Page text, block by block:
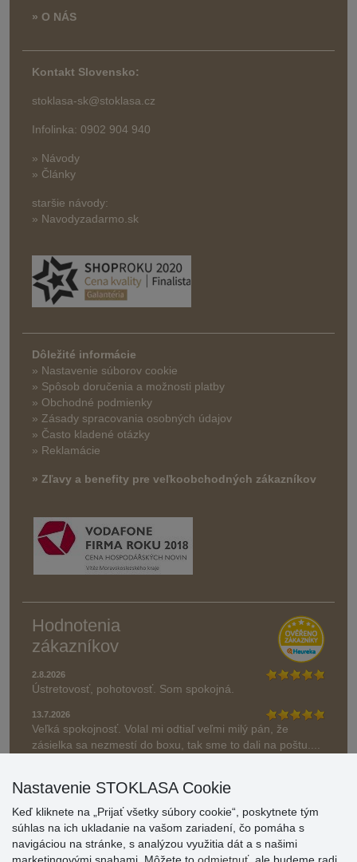
» O NÁS
Kontakt Slovensko:
stoklasa-sk@stoklasa.cz
Infolinka: 0902 904 940
» Návody
» Články
staršie návody:
» Navodyzadarmo.sk
Dôležité informácie
» Nastavenie súborov cookie
» Spôsob doručenia a možnosti platby
» Obchodné podmienky
» Zásady spracovania osobných údajov
» Často kladené otázky
» Reklamácie
» Zľavy a benefity pre veľkoobchodných zákazníkov
Hodnotenia
zákazníkov
2.8.2026
Ústretovosť, pohotovosť. Som spokojná.
13.7.2026
Veľká spokojnosť. Volal mi odtiaľ veľmi milý pán, že
zásielka sa nezmestí do boxu, tak sme to dali na poštu....
» Aktuálne 6948 recenzií
Nastavenie STOKLASA Cookie
Keď kliknete na „Prijať všetky súbory cookie“, poskytnete tým
súhlas na ich ukladanie na vašom zariadení, čo pomáha s
navigáciou na stránke, s analýzou využitia dát a s našimi